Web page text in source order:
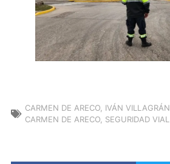
CARMEN DE ARECO, IVÁN VILLAGRÁN
CARMEN DE ARECO, SEGURIDAD VIAL